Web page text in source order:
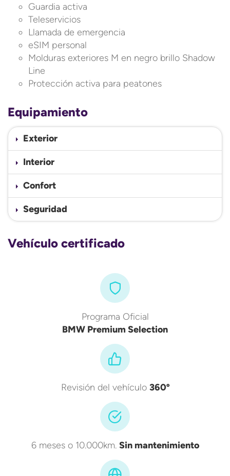
Guardia activa
Teleservicios
Llamada de emergencia
eSIM personal
Molduras exteriores M en negro brillo Shadow
Line
Protección activa para peatones
Equipamiento
Exterior
Interior
Confort
Seguridad
Vehículo certificado
Programa Oficial
BMW Premium Selection
Revisión del vehículo 360º
6 meses o 10.000km. Sin mantenimiento